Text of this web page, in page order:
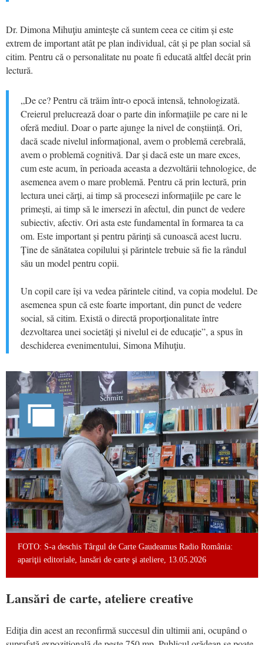
Dr. Dimona Mihuţiu aminteşte că suntem ceea ce citim și este
extrem de important atât pe plan individual, cât și pe plan social să
citim. Pentru că o personalitate nu poate fi educată altfel decât prin
lectură.
„De ce? Pentru că trăim într-o epocă intensă, tehnologizată.
Creierul prelucrează doar o parte din informațiile pe care ni le
oferă mediul. Doar o parte ajunge la nivel de conștiință. Ori,
dacă scade nivelul informațional, avem o problemă cerebrală,
avem o problemă cognitivă. Dar și dacă este un mare exces,
cum este acum, în perioada aceasta a dezvoltării tehnologice, de
asemenea avem o mare problemă. Pentru că prin lectură, prin
lectura unei cărți, ai timp să procesezi informațiile pe care le
primești, ai timp să le imersezi în afectul, din punct de vedere
subiectiv, afectiv. Ori asta este fundamental în formarea ta ca
om. Este important și pentru părinți să cunoască acest lucru.
Ține de sănătatea copilului și părintele trebuie să fie la rândul
său un model pentru copii.
Un copil care își va vedea părintele citind, va copia modelul. De
asemenea spun că este foarte important, din punct de vedere
social, să citim. Există o directă proporționalitate între
dezvoltarea unei societăți și nivelul ei de educație”, a spus în
deschiderea evenimentului, Simona Mihuţiu.
FOTO: S-a deschis Târgul de Carte Gaudeamus Radio România:
apariţii editoriale, lansări de carte şi ateliere, 13.05.2026
Lansări de carte, ateliere creative
Ediția din acest an reconfirmă succesul din ultimii ani, ocupând o